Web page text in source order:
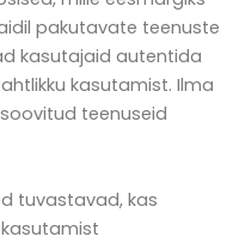
pakutavate teenuste
kasutajaid autentida
kasutamist. Ilma
teenuseid
tuvastavad, kas